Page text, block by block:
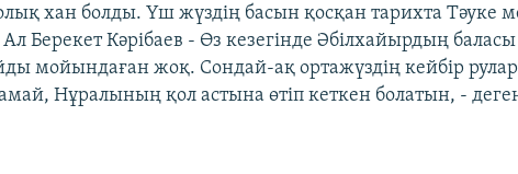
хан болды. Үш жүздің басын қосқан тарихта Тәуке
Берекет Кәрібаев - Өз кезегінде Әбілхайырдың баласы
мойындаған жоқ. Сондай-ақ ортажүздің кейбір
Нұралының қол астына өтіп кеткен болатын, -